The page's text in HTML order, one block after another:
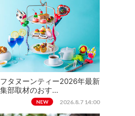
タヌーンティー2026年最新
部取材のおす…
NEW 2026.8.7 14:00